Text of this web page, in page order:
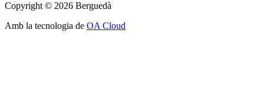
Copyright © 2026 Berguedà
Amb la tecnologia de OA Cloud